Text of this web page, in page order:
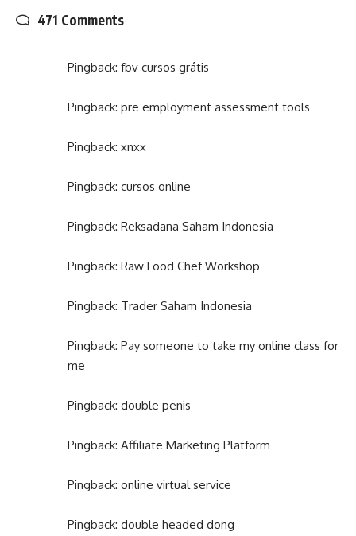
471 Comments
Pingback: fbv cursos grátis
Pingback: pre employment assessment tools
Pingback: xnxx
Pingback: cursos online
Pingback: Reksadana Saham Indonesia
Pingback: Raw Food Chef Workshop
Pingback: Trader Saham Indonesia
Pingback: Pay someone to take my online class for
me
Pingback: double penis
Pingback: Affiliate Marketing Platform
Pingback: online virtual service
Pingback: double headed dong